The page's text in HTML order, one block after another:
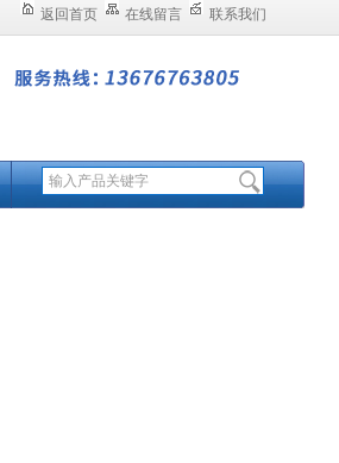
返回首页 在线留言 联系我们